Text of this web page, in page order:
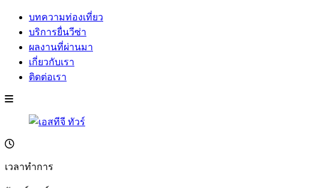
บทความท่องเที่ยว
บริการยื่นวีซ่า
ผลงานที่ผ่านมา
เกี่ยวกับเรา
ติดต่อเรา
เวลาทำการ